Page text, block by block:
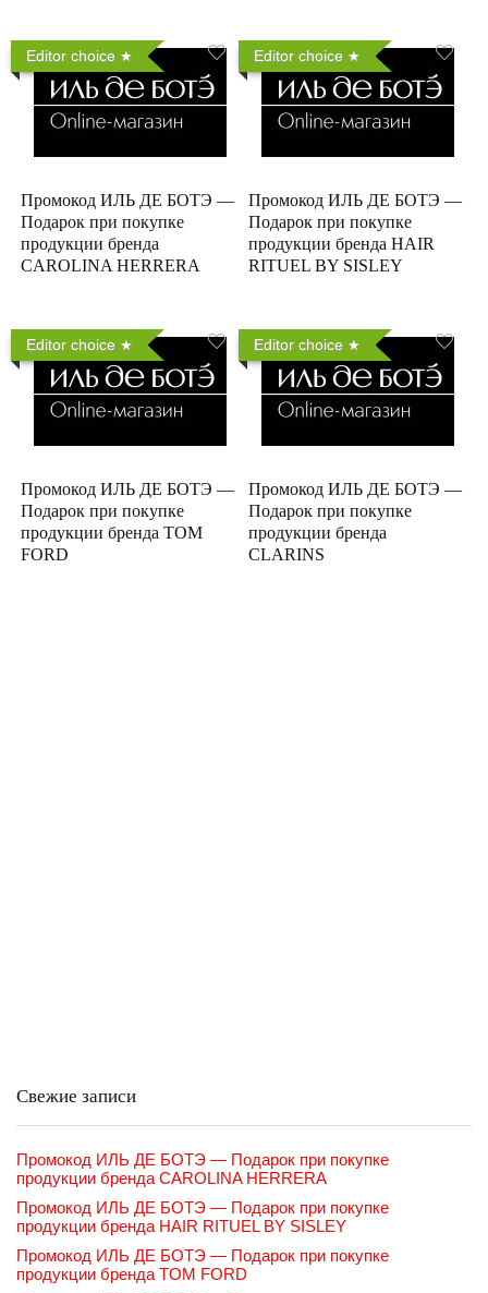
Editor choice
Промокод ИЛЬ ДЕ БОТЭ —
Подарок при покупке
продукции бренда
CAROLINA HERRERA
Editor choice
Промокод ИЛЬ ДЕ БОТЭ —
Подарок при покупке
продукции бренда HAIR
RITUEL BY SISLEY
Editor choice
Промокод ИЛЬ ДЕ БОТЭ —
Подарок при покупке
продукции бренда TOM
FORD
Editor choice
Промокод ИЛЬ ДЕ БОТЭ —
Подарок при покупке
продукции бренда
CLARINS
Свежие записи
Промокод ИЛЬ ДЕ БОТЭ — Подарок при покупке
продукции бренда CAROLINA HERRERA
Промокод ИЛЬ ДЕ БОТЭ — Подарок при покупке
продукции бренда HAIR RITUEL BY SISLEY
Промокод ИЛЬ ДЕ БОТЭ — Подарок при покупке
продукции бренда TOM FORD